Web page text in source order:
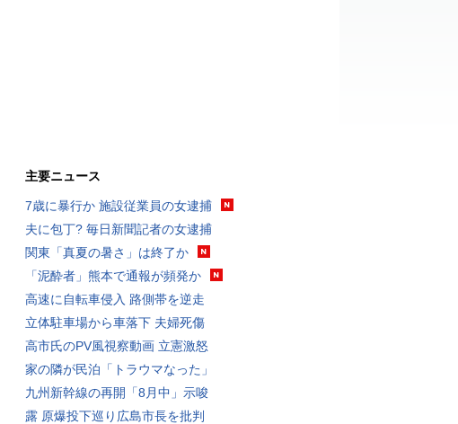
主要ニュース
7歳に暴行か 施設従業員の女逮捕
夫に包丁? 毎日新聞記者の女逮捕
関東「真夏の暑さ」は終了か
「泥酔者」熊本で通報が頻発か
高速に自転車侵入 路側帯を逆走
立体駐車場から車落下 夫婦死傷
高市氏のPV風視察動画 立憲激怒
家の隣が民泊「トラウマなった」
九州新幹線の再開「8月中」示唆
露 原爆投下巡り広島市長を批判